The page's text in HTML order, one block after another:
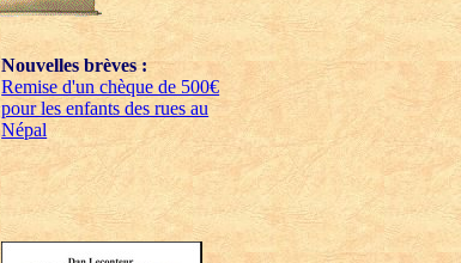
Nouvelles brèves :
Remise d'un chèque de 500€
pour les enfants des rues au
Népal